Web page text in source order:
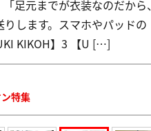
足元までが衣装なのだから、
します。スマホやパッドの
KIKOH】3 【U […]
特集